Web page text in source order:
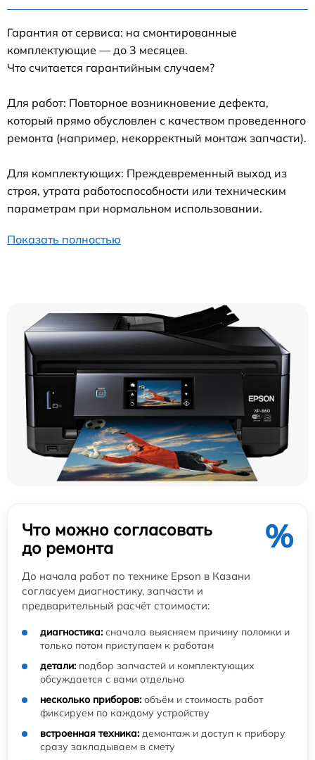
Гарантия от сервиса: на смонтированные
комплектующие — до 3 месяцев.
Что считается гарантийным случаем?
Для работ: Повторное возникновение дефекта,
который прямо обусловлен с качеством проведенного
ремонта (например, некорректный монтаж запчасти).
Для комплектующих: Преждевременный выход из
строя, утрата работоспособности или техническим
параметрам при нормальном использовании.
Показать полностью
Что можно согласовать
до ремонта
%
До начала работ по технике Epson в Казани
согласуем диагностику, запчасти и
предварительный расчёт стоимости:
диагностика: сначала выясняем причину поломки и
только потом приступаем к работам
детали: подбор запчастей и комплектующих
обсуждается с вами отдельно
несколько приборов: объём и стоимость работ
фиксируем по каждому устройству
встроенная техника: демонтаж и доступ к прибору
сразу закладываем в смету